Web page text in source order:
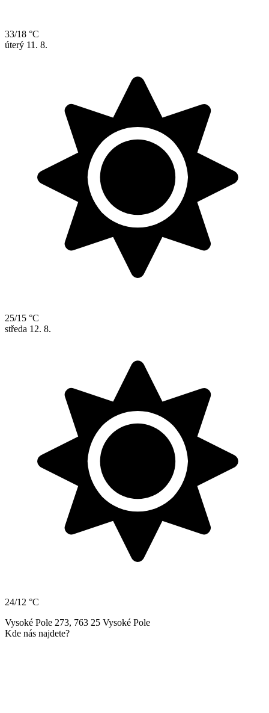
33/18 °C
úterý 11. 8.
25/15 °C
středa 12. 8.
24/12 °C
Vysoké Pole 273, 763 25 Vysoké Pole
Kde nás najdete?